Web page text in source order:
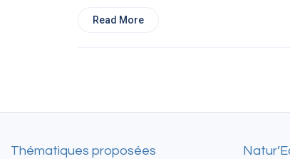
Read More
Thématiques proposées